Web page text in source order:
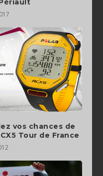
vos chances de
Tour de France